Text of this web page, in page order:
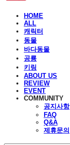
HOME
ALL
캐릭터
동물
바다동물
공룡
키링
ABOUT US
REVIEW
EVENT
COMMUNITY
공지사항
FAQ
Q&A
제휴문의